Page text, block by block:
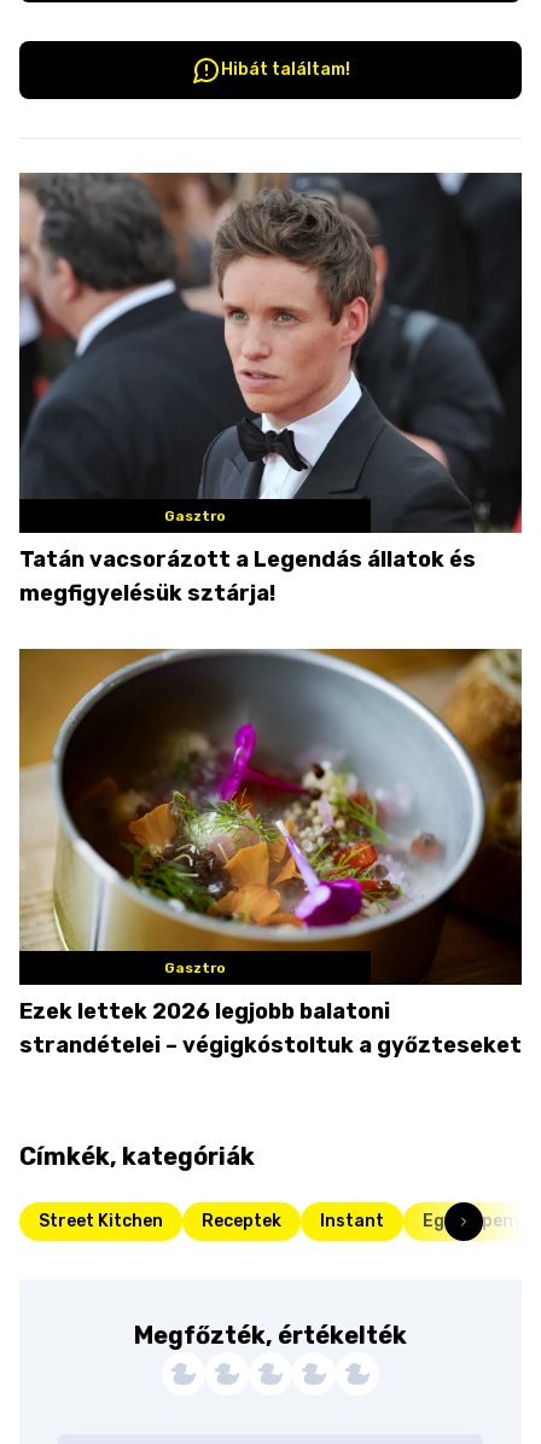
Hibát találtam!
Gasztro
Tatán vacsorázott a Legendás állatok és
megfigyelésük sztárja!
Gasztro
Ezek lettek 2026 legjobb balatoni
strandételei – végigkóstoltuk a győzteseket
Címkék, kategóriák
Street Kitchen Receptek Instant
Megfőzték, értékelték